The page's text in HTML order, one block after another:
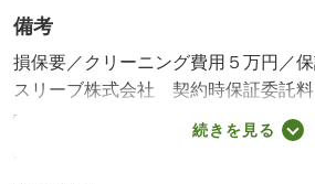
備考
損保要／クリーニング費用５万円／
スリーブ株式会社 契約時保証委託
証委託料：賃料総額の２．２％又は
は２．５万／２．５％／仲介手数料
続きを見る